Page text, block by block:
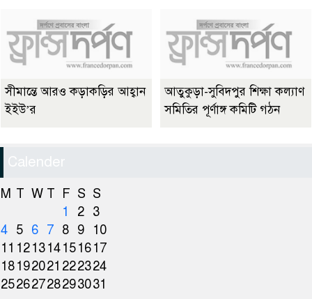
সীমান্তে আরও কড়াকড়ির আহ্বান
ইইউ’র
আতুকুড়া-সুবিদপুর শিক্ষা কল্যাণ
সমিতির পূর্ণাঙ্গ কমিটি গঠন
Calender
M T W T F S S
1
2 3
4 5 6 7 8 9
10
11 121314151617
18192021 222324
25262728293031